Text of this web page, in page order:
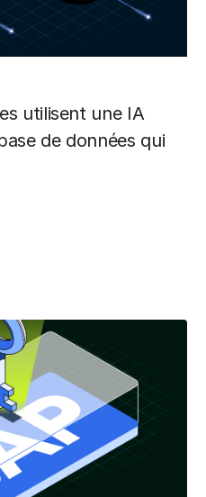
utilisent une IA
de données qui